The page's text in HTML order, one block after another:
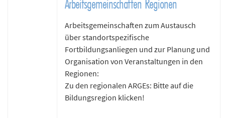
Arbeitsgemeinschaften Regionen
Arbeitsgemeinschaften zum Austausch
über standortspezifische
Fortbildungsanliegen und zur Planung und
Organisation von Veranstaltungen in den
Regionen:
Zu den regionalen ARGEs: Bitte auf die
Bildungsregion klicken!